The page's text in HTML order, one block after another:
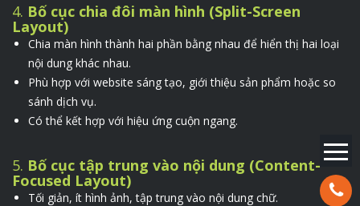
Hotline:
4. Bố cục chia đôi màn hình (Split-Screen
Layout)
Chia màn hình thành hai phần bằng nhau để hiển thị hai loại
nội dung khác nhau.
Phù hợp với website sáng tạo, giới thiệu sản phẩm hoặc so
sánh dịch vụ.
Có thể kết hợp với hiệu ứng cuộn ngang.
5. Bố cục tập trung vào nội dung (Content-
Focused Layout)
Tối giản, ít hình ảnh, tập trung vào nội dung chữ.